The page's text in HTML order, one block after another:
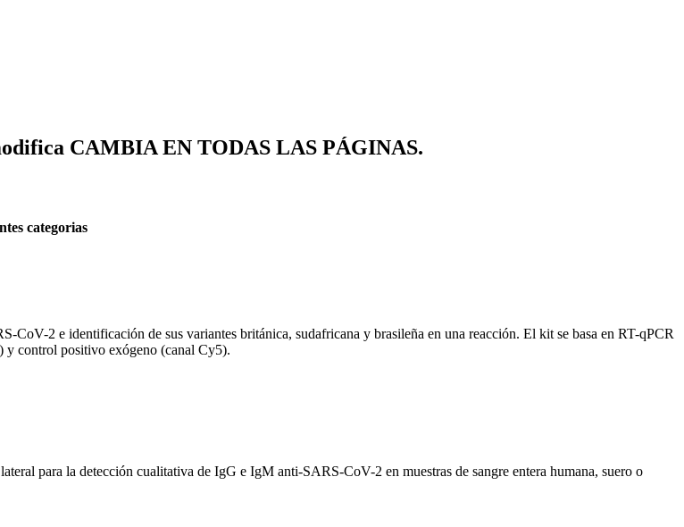
CAMBIA EN TODAS LAS PÁGINAS.
categorias
2 e identificación de sus variantes británica, sudafricana y brasileña en una reacción. El kit se basa en RT-qPCR
y control positivo exógeno (canal Cy5).
para la detección cualitativa de IgG e IgM anti-SARS-CoV-2 en muestras de sangre entera humana, suero o